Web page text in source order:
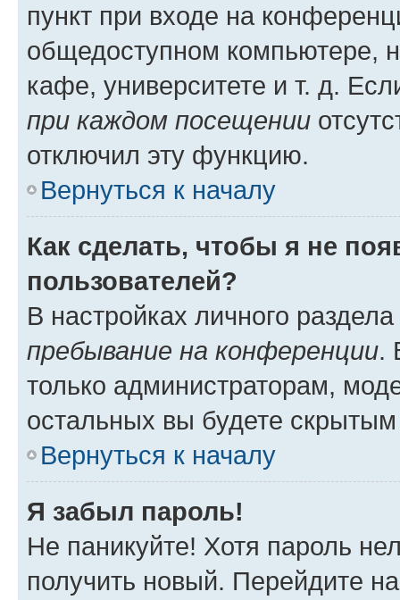
пункт при входе на
общедоступном компьютере,
кафе, университете и т. д.
при каждом посещении
отключил эту функцию.
Вернуться к началу
Как сделать, чтобы я не
пользователей?
В настройках личного
пребывание на конференции.
только администраторам,
остальных вы будете
Вернуться к началу
Я забыл пароль!
Не паникуйте! Хотя пароль
получить новый. Перейдите